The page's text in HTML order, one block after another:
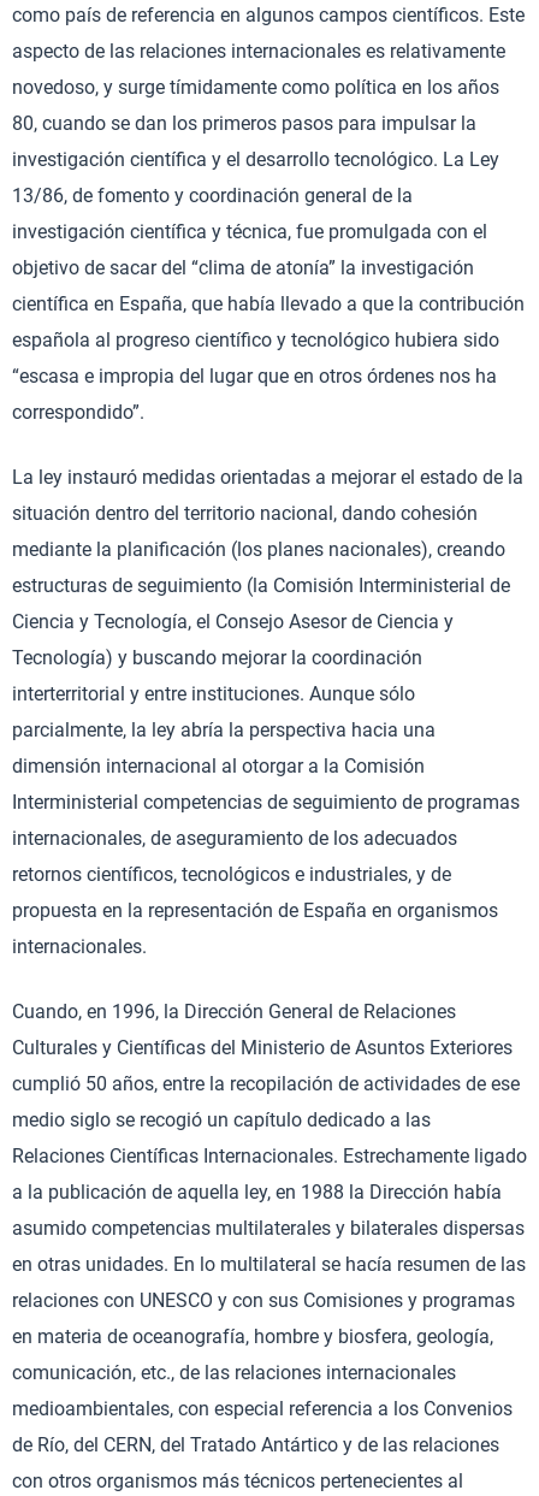
como país de referencia en algunos campos científicos. Este
aspecto de las relaciones internacionales es relativamente
novedoso, y surge tímidamente como política en los años
80, cuando se dan los primeros pasos para impulsar la
investigación científica y el desarrollo tecnológico. La Ley
13/86, de fomento y coordinación general de la
investigación científica y técnica, fue promulgada con el
objetivo de sacar del “clima de atonía” la investigación
científica en España, que había llevado a que la contribución
española al progreso científico y tecnológico hubiera sido
“escasa e impropia del lugar que en otros órdenes nos ha
correspondido”.
La ley instauró medidas orientadas a mejorar el estado de la
situación dentro del territorio nacional, dando cohesión
mediante la planificación (los planes nacionales), creando
estructuras de seguimiento (la Comisión Interministerial de
Ciencia y Tecnología, el Consejo Asesor de Ciencia y
Tecnología) y buscando mejorar la coordinación
interterritorial y entre instituciones. Aunque sólo
parcialmente, la ley abría la perspectiva hacia una
dimensión internacional al otorgar a la Comisión
Interministerial competencias de seguimiento de programas
internacionales, de aseguramiento de los adecuados
retornos científicos, tecnológicos e industriales, y de
propuesta en la representación de España en organismos
internacionales.
Cuando, en 1996, la Dirección General de Relaciones
Culturales y Científicas del Ministerio de Asuntos Exteriores
cumplió 50 años, entre la recopilación de actividades de ese
medio siglo se recogió un capítulo dedicado a las
Relaciones Científicas Internacionales. Estrechamente ligado
a la publicación de aquella ley, en 1988 la Dirección había
asumido competencias multilaterales y bilaterales dispersas
en otras unidades. En lo multilateral se hacía resumen de las
relaciones con UNESCO y con sus Comisiones y programas
en materia de oceanografía, hombre y biosfera, geología,
comunicación, etc., de las relaciones internacionales
medioambientales, con especial referencia a los Convenios
de Río, del CERN, del Tratado Antártico y de las relaciones
con otros organismos más técnicos pertenecientes al